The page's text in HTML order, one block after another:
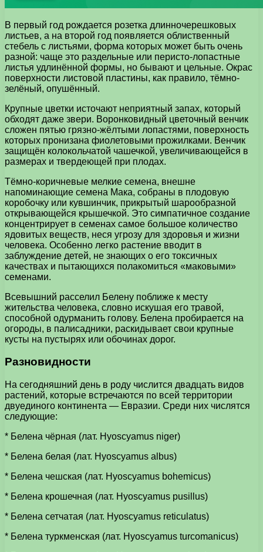
В первый год рождается розетка длинночерешковых
листьев, а на второй год появляется облиственный
стебель с листьями, форма которых может быть очень
разной: чаще это раздельные или перисто-лопастные
листья удлинённой формы, но бывают и цельные. Окрас
поверхности листовой пластины, как правило, тёмно-
зелёный, опушённый.
Крупные цветки источают неприятный запах, который
обходят даже звери. Воронковидный цветочный венчик
сложен пятью грязно-жёлтыми лопастями, поверхность
которых пронизана фиолетовыми прожилками. Венчик
защищён колокольчатой чашечкой, увеличивающейся в
размерах и твердеющей при плодах.
Тёмно-коричневые мелкие семена, внешне
напоминающие семена Мака, собраны в плодовую
коробочку или кувшинчик, прикрытый шарообразной
открывающейся крышечкой. Это симпатичное создание
концентрирует в семенах самое большое количество
ядовитых веществ, неся угрозу для здоровья и жизни
человека. Особенно легко растение вводит в
заблуждение детей, не знающих о его токсичных
качествах и пытающихся полакомиться «маковыми»
семенами.
Всевышний расселил Белену поближе к месту
жительства человека, словно искушая его травой,
способной одурманить голову. Белена пробирается на
огороды, в палисадники, раскидывает свои крупные
кусты на пустырях или обочинах дорог.
Разновидности
На сегодняшний день в роду числится двадцать видов
растений, которые встречаются по всей территории
двуединого континента — Евразии. Среди них числятся
следующие:
* Белена чёрная (лат. Hyoscyamus niger)
* Белена белая (лат. Hyoscyamus albus)
* Белена чешская (лат. Hyoscyamus bohemicus)
* Белена крошечная (лат. Hyoscyamus pusillus)
* Белена сетчатая (лат. Hyoscyamus reticulatus)
* Белена туркменская (лат. Hyoscyamus turcomanicus)